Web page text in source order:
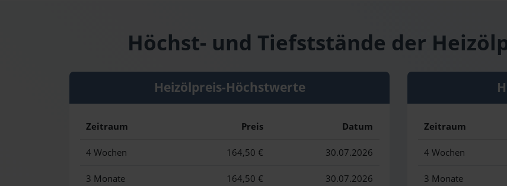
Höchst- und Tiefststände der
Heizölpreis-Höchstwerte
Zeitraum Preis Datum
4 Wochen 164,50 € 30.07.2026
3 Monate 164,50 € 30.07.2026
Zeitraum
4 Wochen
3 Monate